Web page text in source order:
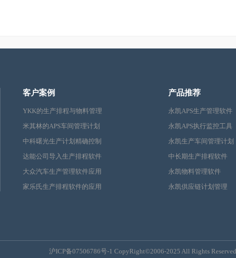
客户案例
YKK的生产排程与物料管理
米其林的APS车间管理计划
中科曙光生产计划精确控制
达能公司导入生产排程软件
大众汽车生产管理软件应用
家乐氏生产排程软件的应用
产品推荐
永凯APS生产管理软件
永凯APS执行监控工具
永凯生产车间管理计划
中长期生产排程软件
永凯物料管理软件
永凯供应链计划管理
沪ICP备07506786号-1 CopyRight©2006-2025 All Rights Reserved